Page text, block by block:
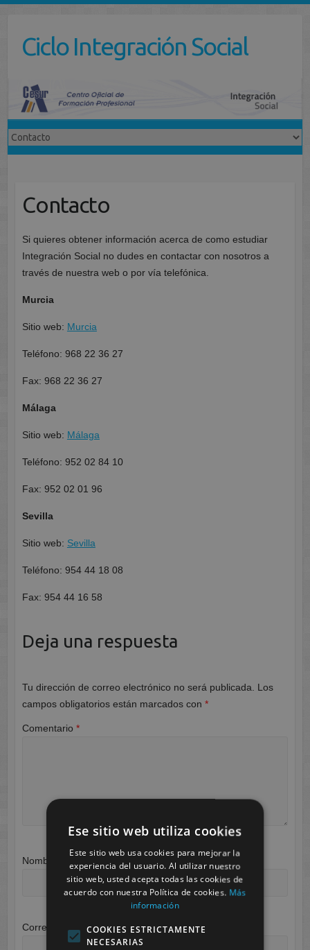
contenidoCiclo Integración Social
Contacto
Si quieres obtener información acerca de como estudiar
Integración Social no dudes en contactar con nosotros a
través de nuestra web o por vía telefónica.
Murcia
Sitio web: Murcia
Teléfono: 968 22 36 27
Fax: 968 22 36 27
Málaga
Sitio web: Málaga
Teléfono: 952 02 84 10
Fax: 952 02 01 96
Sevilla
Sitio web: Sevilla
Teléfono: 954 44 18 08
Fax: 954 44 16 58
Deja una respuesta
Tu dirección de correo electrónico no será publicada.
Los
campos obligatorios están marcados con *
Comentario *
Nombre
Correo electrónico*
Ese sitio web utiliza cookies
Este sitio web usa cookies para mejorar la
experiencia del usuario. Al utilizar nuestro
sitio web, usted acepta todas las cookies de
acuerdo con nuestra Política de cookies. Más
información
COOKIES ESTRICTAMENTE
NECESARIAS